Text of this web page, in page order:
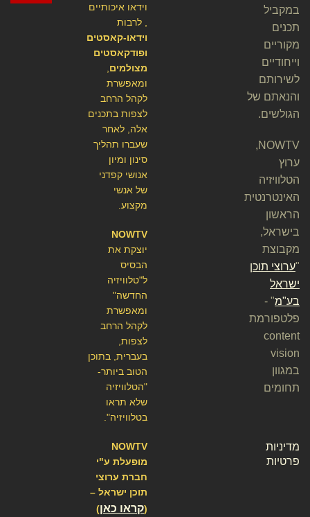
וידאו איכותיים
, לרבות
וידאו-קאסטים
ופודקאסטים
מצולמים
ומאפשרת
לקהל הרחב
לצפות בתכנים
אלה, לאחר
שעברו תהליך
סינון ומיון
אנושי קפדני
של אנשי
מקצוע.
NOWTV
יוצקת את
הבסיס
ל"טלוויזיה
החדשה"
ומאפשרת
לקהל הרחב
לצפות,
בעברית, בתוכן
הטוב ביותר-
"הטלוויזיה
שלא תראו
בטלוויזיה".
NOWTV
מופעלת ע"י
חברת ערוצי
תוכן ישראל –
(קראו כאן)
במקביל
תכנים
מקוריים
וייחודיים
לשירותם
והנאתם של
הגולשים.
NOWTV,
ערוץ
הטלוויזיה
האינטרנטית
הראשון
בישראל,
מקבוצת
"ערוצי תוכן
ישראל
בע"מ" -
פלטפורמת
content
vision
במגוון
תחומים
מדיניות
פרטיות